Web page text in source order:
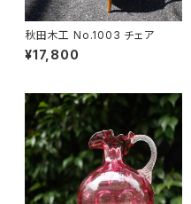
秋田木工 No.1003 チェア
¥17,800